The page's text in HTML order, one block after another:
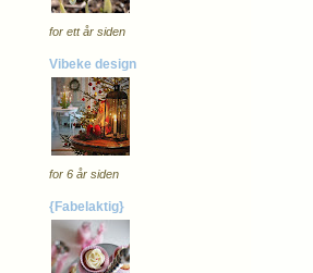
for ett år siden
Vibeke design
for 6 år siden
{Fabelaktig}